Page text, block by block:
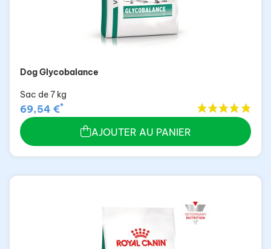
Dog Glycobalance
Sac de 7 kg
69,54 €*
AJOUTER AU PANIER